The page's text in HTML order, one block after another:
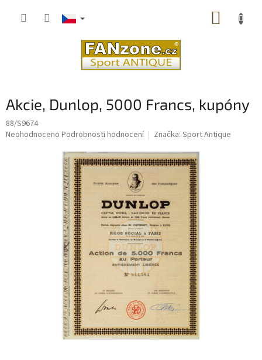
Akcie, Dunlop, 5000 Francs, kupóny
88/S9674
Průměrné
Neohodnoceno Podrobnosti hodnocení Značka: Sport Antique